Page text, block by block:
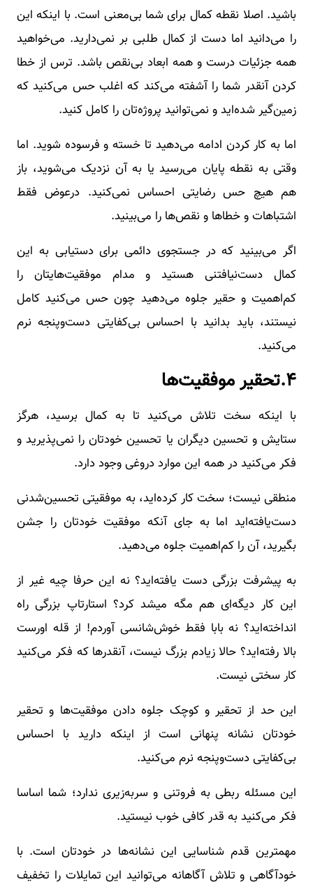
باشید. اصلا نقطه کمال برای شما بی‌معنی است. با اینکه این
را می‌دانید اما دست از کمال طلبی بر نمی‌دارید. می‌خواهید
همه جزئیات درست و همه ابعاد بی‌نقص باشد. ترس از خطا
کردن آنقدر شما را آشفته می‌کند که اغلب حس می‌کنید که
زمین‌گیر شده‌اید و نمی‌توانید پروژه‌تان را کامل کنید.
اما به کار کردن ادامه می‌دهید تا خسته و فرسوده شوید. اما
وقتی به نقطه پایان می‌رسید یا به آن نزدیک می‌شوید، باز
هم هیچ حس رضایتی احساس نمی‌کنید. درعوض فقط
اشتباهات و خطاها و نقص‌ها را می‌بینید.
اگر می‌بینید که در جستجوی دائمی برای دستیابی به این
کمال دست‌نیافتنی هستید و مدام موفقیت‌هایتان را
کم‌اهمیت و حقیر جلوه می‌دهید چون حس می‌کنید کامل
نیستند، باید بدانید با احساس بی‌کفایتی دست‌وپنجه نرم
می‌کنید.
۴.تحقیر موفقیت‌ها
با اینکه سخت تلاش می‌کنید تا به کمال برسید، هرگز
ستایش و تحسین دیگران یا تحسین خودتان را نمی‌پذیرید و
فکر می‌کنید در همه این موارد دروغی وجود دارد.
منطقی نیست؛ سخت کار کرده‌اید، به موفقیتی تحسین‌شدنی
دست‌یافته‌اید اما به جای آنکه موفقیت خودتان را جشن
بگیرید، آن را کم‌اهمیت جلوه می‌دهید.
به پیشرفت بزرگی دست یافته‌اید؟ نه این حرفا چیه غیر از
این کار دیگه‌ای هم مگه میشد کرد؟ استارتاپ بزرگی راه
انداخته‌اید؟ نه بابا فقط خوش‌شانسی آوردم! از قله اورست
بالا رفته‌اید؟ حالا زیادم بزرگ نیست، آنقدرها که فکر می‌کنید
کار سختی نیست.
این حد از تحقیر و کوچک جلوه دادن موفقیت‌ها و تحقیر
خودتان نشانه پنهانی است از اینکه دارید با احساس
بی‌کفایتی دست‌وپنجه نرم می‌کنید.
این مسئله ربطی به فروتنی و سربه‌زیری ندارد؛ شما اساسا
فکر می‌کنید به قدر کافی خوب نیستید.
مهمترین قدم شناسایی این نشانه‌ها در خودتان است. با
خودآگاهی و تلاش آگاهانه می‌توانید این تمایلات را تخفیف